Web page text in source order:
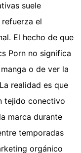
suele
el
El hecho de que
Porn no significa
o de ver la
realidad es que
tejido conectivo
marca durante
temporadas
orgánico